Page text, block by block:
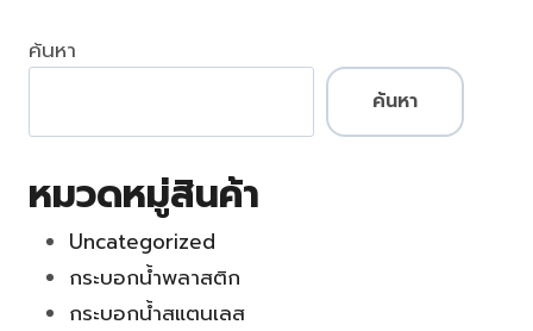
ค้นหา
ค้นหา
หมวดหมู่สินค้า
Uncategorized
กระบอกน้ำพลาสติก
กระบอกน้ำสแตนเลส